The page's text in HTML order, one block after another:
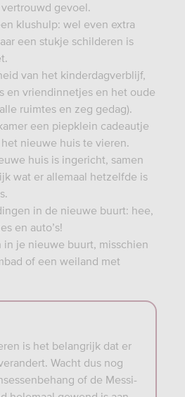
gevoel.
klushulp: wel even extra
een stukje schilderen is
van het kinderdagverblijf,
en vriendinnetjes en het oude
ruimtes en zeg gedag).
een piepklein cadeautje
nieuwe huis te vieren.
huis is ingericht, samen
wat er allemaal hetzelfde is
in de nieuwe buurt: hee,
en auto’s!
in je nieuwe buurt, misschien
of een weiland met
is het belangrijk dat er
Wacht dus nog
of de Messi-